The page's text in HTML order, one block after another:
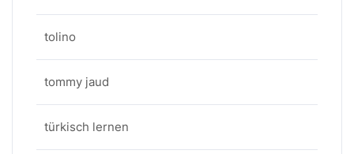
tolino
tommy jaud
türkisch lernen